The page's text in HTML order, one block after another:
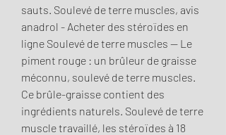
sauts. Soulevé de terre muscles, avis
anadrol - Acheter des stéroïdes en
ligne Soulevé de terre muscles -- Le
piment rouge : un brûleur de graisse
méconnu, soulevé de terre muscles.
Ce brûle-graisse contient des
ingrédients naturels. Soulevé de terre
muscle travaillé, les stéroïdes à 18